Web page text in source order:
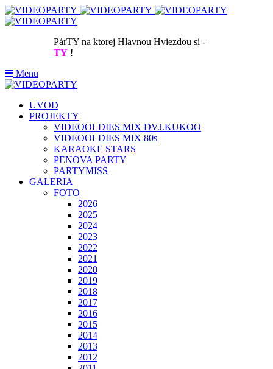
PárTY na ktorej Hlavnou Hviezdou si -
TY !
Menu
UVOD
PROJEKTY
VIDEOOLDIES MIX DVJ.KUKOO
VIDEOOLDIES MIX 80s
KARAOKE STARS
PENOVA PARTY
PARTYMISS
GALERIA
FOTO
2026
2025
2024
2023
2022
2021
2020
2019
2018
2017
2016
2015
2014
2013
2012